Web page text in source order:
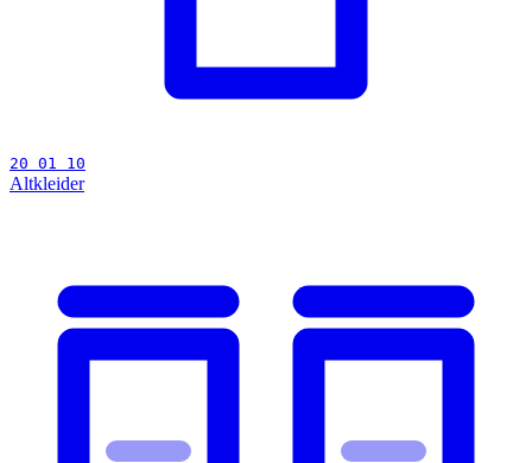
20 01 10
Altkleider